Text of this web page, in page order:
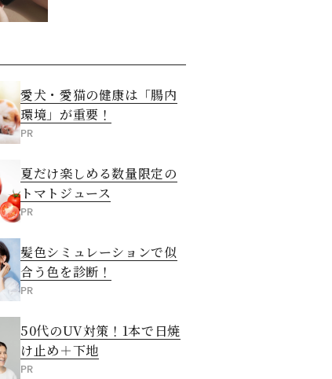
愛犬・愛猫の健康は「腸内
環境」が重要！
PR
夏だけ楽しめる数量限定の
トマトジュース
PR
髪色シミュレーションで似
合う色を診断！
PR
50代のUV対策！1本で日焼
け止め＋下地
PR